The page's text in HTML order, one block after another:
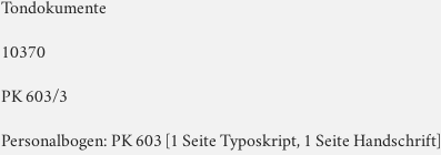
Tondokumente
10370
PK 603/3
Personalbogen: PK 603 [1 Seite Typoskript, 1 Seite Handschrift]